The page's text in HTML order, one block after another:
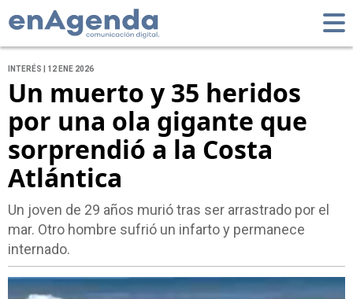
INTERÉS | 12 ENE 2026
Un muerto y 35 heridos
por una ola gigante que
sorprendió a la Costa
Atlántica
Un joven de 29 años murió tras ser arrastrado por el
mar. Otro hombre sufrió un infarto y permanece
internado.